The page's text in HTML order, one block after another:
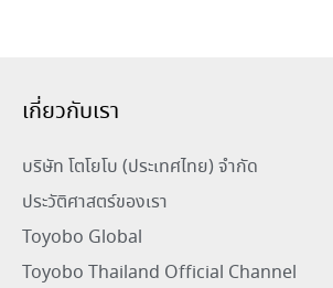
เกี่ยวกับเรา
บริษัท โตโยโบ (ประเทศไทย) จำกัด
ประวัติศาสตร์ของเรา
Toyobo Global
Toyobo Thailand Official Channel